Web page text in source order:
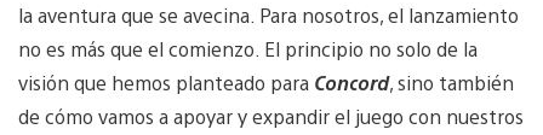
la aventura que se avecina. Para nosotros, el lanzamiento
no es más que el comienzo. El principio no solo de la
visión que hemos planteado para Concord, sino también
de cómo vamos a apoyar y expandir el juego con nuestros